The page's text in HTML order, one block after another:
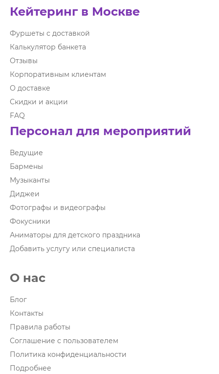
Кейтеринг в Москве
Фуршеты с доставкой
Калькулятор банкета
Отзывы
Корпоративным клиентам
О доставке
Скидки и акции
FAQ
Персонал для мероприятий
Ведущие
Бармены
Музыканты
Диджеи
Фотографы и видеографы
Фокусники
Аниматоры для детского праздника
Добавить услугу или специалиста
О нас
Блог
Контакты
Правила работы
Соглашение с пользователем
Политика конфиденциальности
Подробнее